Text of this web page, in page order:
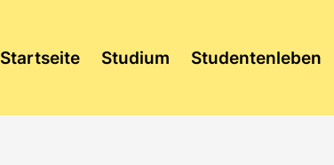
Startseite Studium Studentenleben